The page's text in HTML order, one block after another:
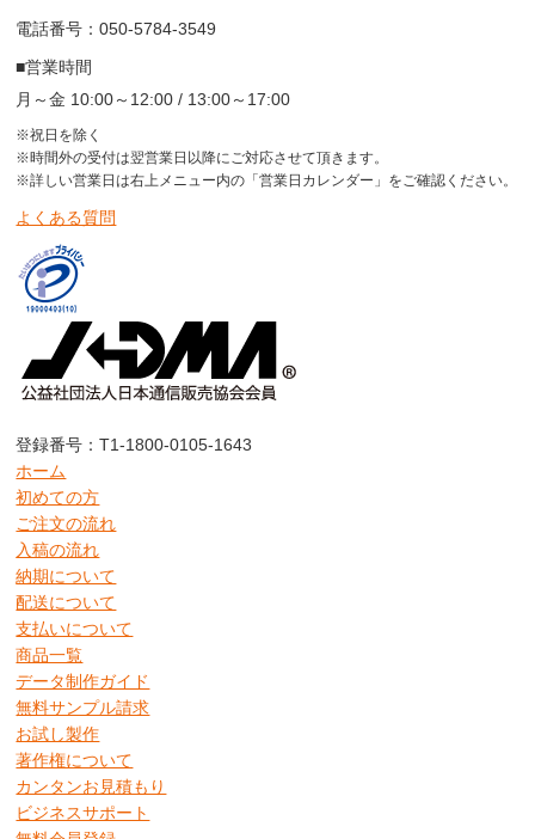
電話番号：050-5784-3549
■営業時間
月～金 10:00～12:00 / 13:00～17:00
※祝日を除く
※時間外の受付は翌営業日以降にご対応させて頂きます。
※詳しい営業日は右上メニュー内の「営業日カレンダー」をご確認ください。
よくある質問
登録番号：T1-1800-0105-1643
ホーム
初めての方
ご注文の流れ
入稿の流れ
納期について
配送について
支払いについて
商品一覧
データ制作ガイド
無料サンプル請求
お試し製作
著作権について
カンタンお見積もり
ビジネスサポート